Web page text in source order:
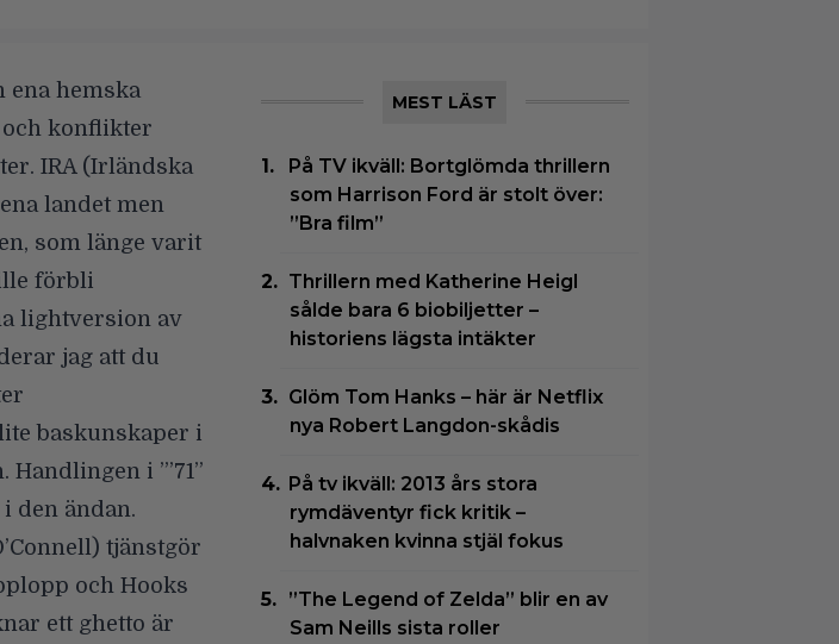
ena hemska
konflikter
IRA (Irländska
landet men
som länge varit
förbli
lightversion av
jag att du
baskunskaper i
i ”’71”
den ändan.
tjänstgör
och Hooks
ett ghetto är
MEST LÄST
På TV ikväll: Bortglömda thrillern
som Harrison Ford är stolt över:
”Bra film”
Thrillern med Katherine Heigl
sålde bara 6 biobiljetter –
historiens lägsta intäkter
Glöm Tom Hanks – här är Netflix
nya Robert Langdon-skådis
På tv ikväll: 2013 års stora
rymdäventyr fick kritik –
halvnaken kvinna stjäl fokus
”The Legend of Zelda” blir en av
Sam Neills sista roller